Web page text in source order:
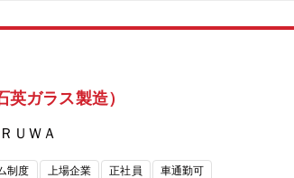
英ガラス製造）
ＵＷＡ
制度 上場企業 正社員 車通勤可